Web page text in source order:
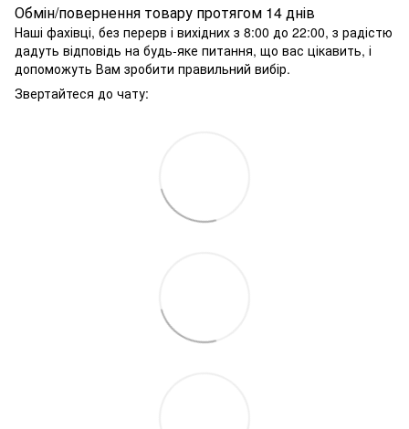
Обмін/повернення товару протягом 14 днів
Наші фахівці, без перерв і вихідних з 8:00 до 22:00, з радістю
дадуть відповідь на будь-яке питання, що вас цікавить, і
допоможуть Вам зробити правильний вибір.
Звертайтеся до чату: